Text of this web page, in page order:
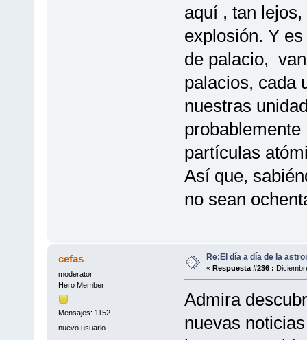
aquí , tan
explosión. Y
de palacio,
palacios, cada
nuestras
partículas
Así que,
no sean
cefas
moderator
Hero Member
Mensajes: 1152
nuevo usuario
Re:El día a día de la
« Respuesta #236 :
Admira
nuevas